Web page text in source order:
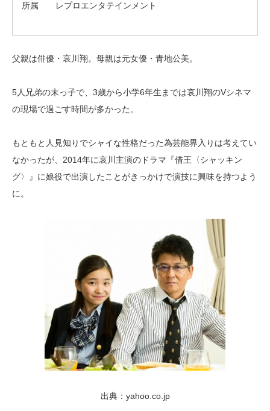
所属 レプロエンタテインメント
父親は俳優・哀川翔。母親は元女優・青地公美。
5人兄弟の末っ子で、3歳から小学6年生までは哀川翔のVシネマ
の現場で過ごす時間が多かった。
もともと人見知りでシャイな性格だった為芸能界入りは考えてい
なかったが、2014年に哀川主演のドラマ『借王〈シャッキン
グ〉』に娘役で出演したことがきっかけで演技に興味を持つよう
に。
出典：yahoo.co.jp